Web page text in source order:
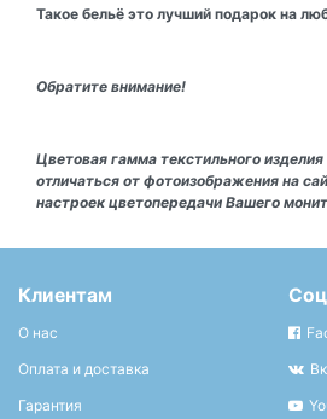
Такое бельё это лучший подарок на
Обратите внимание!
Цветовая гамма текстильного
отличаться от фотоизображения на
настроек цветопередачи Вашего
Клиентам
О нас
Оплата и доставка
Гарантия